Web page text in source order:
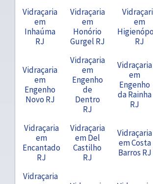
Vidraçaria
em
Inhaúma
RJ
Vidraçaria
em
Honório
Gurgel RJ
em
RJ
Vidraçaria
em
Engenho
Novo RJ
Vidraçaria
em
Engenho
de
Dentro
RJ
Vidraçaria
em
Engenho
da Rainha
RJ
Vidraçaria
em
Encantado
RJ
Vidraçaria
em Del
Castilho
RJ
Vidraçaria
em Costa
Barros RJ
Vidraçaria